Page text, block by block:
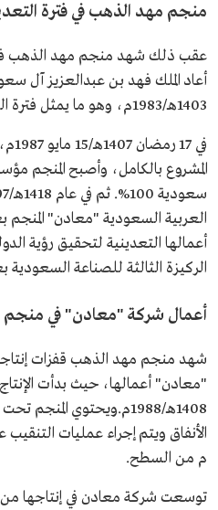
منجم مهد الذهب في فترة
عقب ذلك شهد منجم مهد الذهب
أعاد الملك فهد بن عبدالعزيز آل
1403هـ/1983م، وهو ما يمثل فترة التعدين الثانية.
في
المشروع بالكامل، وأصبح المنجم
العربية السعودية "معادن"
أعمالها التعدينية لتحقيق رؤية
الركيزة الثالثة للصناعة
أعمال شركة "معادن" في
شهد منجم مهد الذهب قفزات
"معادن" أعمالها، حيث بدأت
م من السطح.
توسعت شركة معادن في إنتاجها من